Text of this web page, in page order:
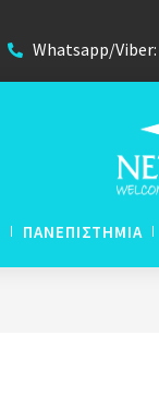
Whatsapp/Viber:
ΠΑΝΕΠΙΣΤΗΜΙΑ